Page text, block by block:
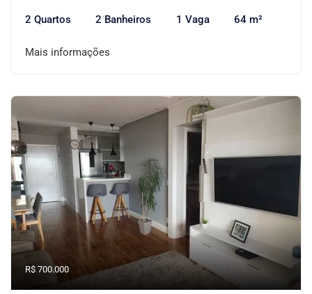
2 Quartos 2 Banheiros 1 Vaga 64 m²
Mais informações
R$ 700.000